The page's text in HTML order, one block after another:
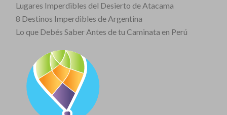
Lugares Imperdibles del Desierto de Atacama
8 Destinos Imperdibles de Argentina
Lo que Debés Saber Antes de tu Caminata en Perú